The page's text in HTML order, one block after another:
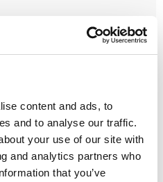
content and ads, to
and to analyse our traffic.
your use of our site with
and analytics partners who
that you’ve